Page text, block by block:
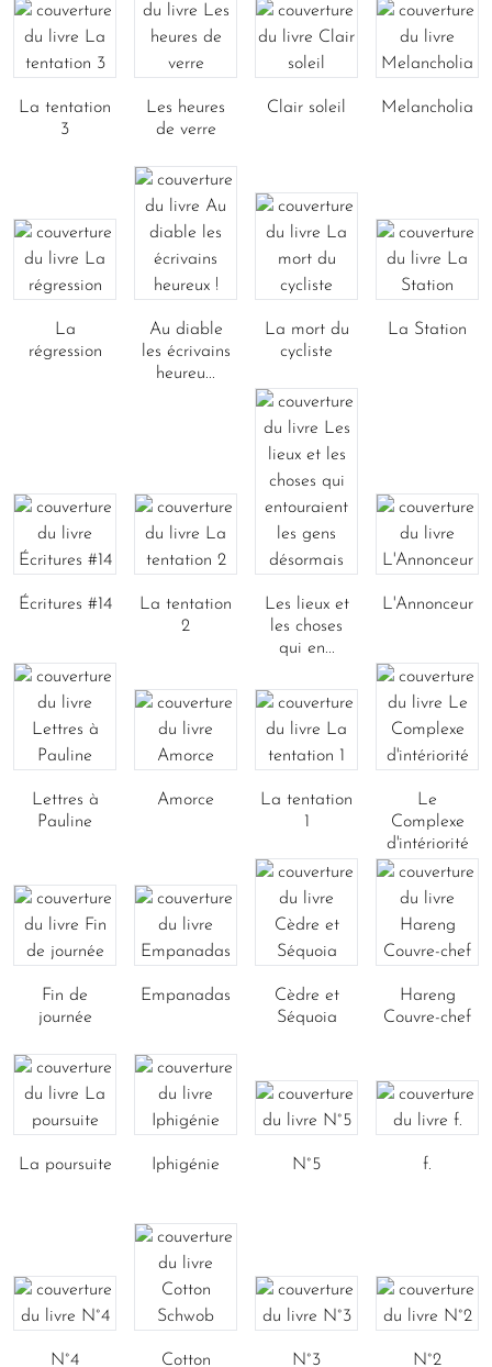
La tentation
3
Les heures
de verre
Clair soleil Melancholia
La
régression
Au diable
les écrivains
heureu...
La mort du
cycliste
La Station
Écritures #14
La tentation
2
Les lieux et
les choses
qui en...
L'Annonceur
Lettres à
Pauline
Amorce
La tentation
1
Le
Complexe
d'intériorité
Fin de
journée
Empanadas
Cèdre et
Séquoia
Hareng
Couvre-chef
La poursuite Iphigénie N°5 f.
N°4 Cotton N°3 N°2